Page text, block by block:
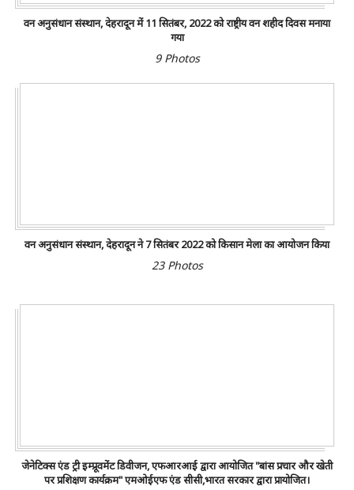
वन अनुसंधान संस्थान, देहरादून में 11 सितंबर, 2022 को राष्ट्रीय वन शहीद दिवस मनाया
गया
9 Photos
वन अनुसंधान संस्थान, देहरादून ने 7 सितंबर 2022 को किसान मेला का आयोजन किया
23 Photos
जेनेटिक्स एंड ट्री इम्प्रूवमेंट डिवीजन, एफआरआई द्वारा आयोजित "बांस प्रचार और खेती
पर प्रशिक्षण कार्यक्रम" एमओईएफ एंड सीसी,भारत सरकार द्वारा प्रायोजित।